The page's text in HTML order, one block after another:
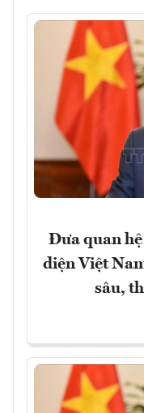
Đưa quan
diện Việt
sâu,